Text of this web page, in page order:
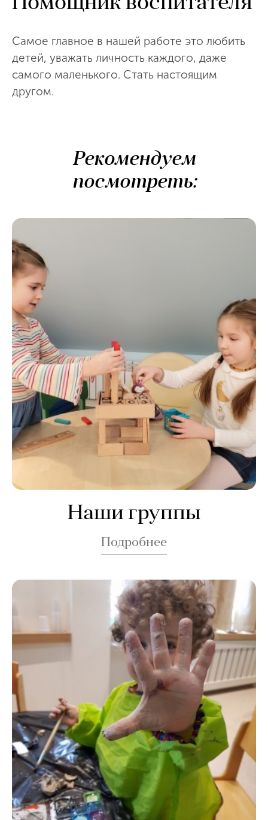
Самое главное в нашей работе это любить
детей, уважать личность каждого, даже
самого маленького. Стать настоящим
другом.
Рекомендуем
посмотреть:
Наши группы
Подробнее